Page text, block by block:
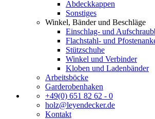
Abdeckkappen
Sonstiges
Winkel, Bänder und Beschläge
Einschlag- und
Flachstahl- und
Stützschuhe
Winkel und Verbinder
Kloben und Ladenbänder
Arbeitsböcke
Garderobenhaken
+49(0) 651 82 62 - 0
holz@leyendecker.de
Kontakt